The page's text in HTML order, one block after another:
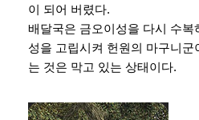
이 되어 버렸다.
배달국은 금오이성을 다시 수복
성을 고립시켜 헌원의 마구니군
는 것은 막고 있는 상태이다.